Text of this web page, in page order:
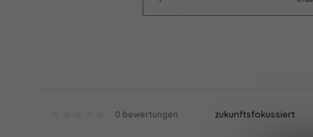
0 bewertungen zukunftsfokussiert